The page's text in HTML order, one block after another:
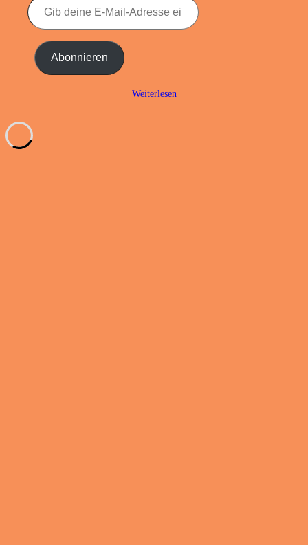
deine
E-
Adresse
ein ... Abonnieren
Weiterlesen